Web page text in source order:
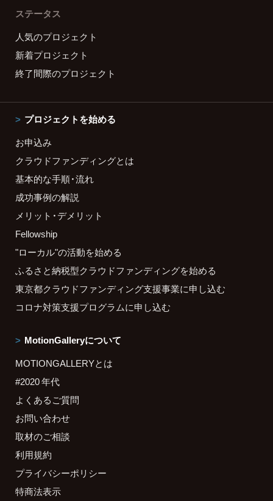
ステータス
人気のプロジェクト
新着プロジェクト
終了間際のプロジェクト
プロジェクトを始める
お申込み
クラウドファンディングとは
基本的な手順・流れ
成功事例の解説
メリット・デメリット
Fellowship
"ローカル"の活動を始める
ふるさと納税型クラウドファンディングを始める
東京都クラウドファンディング支援事業に申し込む
コロナ対策支援プログラムに申し込む
MotionGalleryについて
MOTIONGALLERYとは
#2020 年代
よくあるご質問
お問い合わせ
取材のご相談
利用規約
プライバシーポリシー
特商法表示